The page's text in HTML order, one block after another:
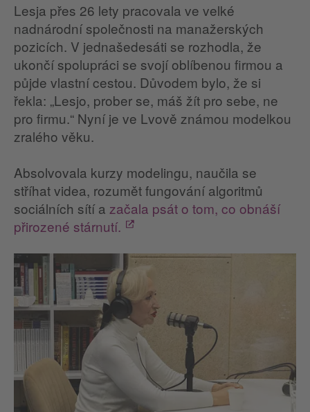
Lesja přes 26 lety pracovala ve velké
nadnárodní společnosti na manažerských
pozicích. V jednašedesáti se rozhodla, že
ukončí spolupráci se svojí oblíbenou firmou a
půjde vlastní cestou. Důvodem bylo, že si
řekla: „Lesjo, prober se, máš žít pro sebe, ne
pro firmu.“ Nyní je ve Lvově známou modelkou
zralého věku.
Absolvovala kurzy modelingu, naučila se
stříhat videa, rozumět fungování algoritmů
sociálních sítí a začala psát o tom, co obnáší
přirozené stárnutí.